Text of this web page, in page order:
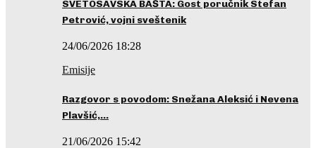
SVETOSAVSKA BAŠTA: Gost poručnik Stefan
Petrović, vojni sveštenik
24/06/2026 18:28
Emisije
Razgovor s povodom: Snežana Aleksić i Nevena
Plavšić,…
21/06/2026 15:42